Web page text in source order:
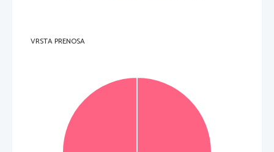
polje ne pišite.
  _____________________________________________________________________________________
VRSTA PRENOSA